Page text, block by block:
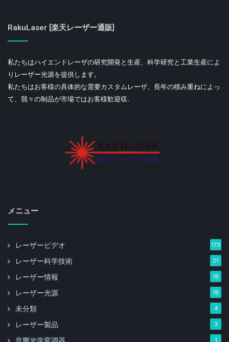
RakuLaser [楽天レーザー通販]
私たちはハイエンドレーザの研究開発と生産、科学研究と工業生産によ
りレーザー光源を提供します。
私たちはお客様の具体的な需要カスタムレーザ、長年の積み重ねによっ
て、我々の制品が市場ではお客様歓迎収.
メニュー
レーザービデオ 173
レーザー科学技術 21
レーザー情報 16
レーザー光源 16
未分類 4
レーザー製品 3
1